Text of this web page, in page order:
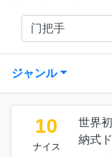
ジャンル
10
ナイス
世界
納式